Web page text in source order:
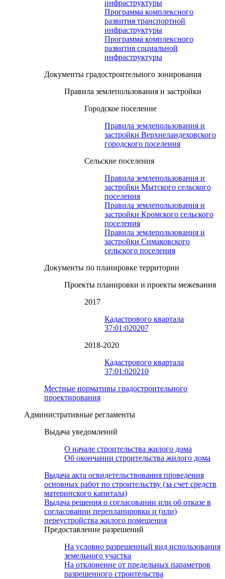
инфраструктуры
Программа комплексного
развития транспортной
инфраструктуры
Программа комплексного
развития социальной
инфраструктуры
Документы градостроительного зонирования
Правила землепользования и застройки
Городское поселение
Правила землепользования и
застройки Верхнеландеховского
городского поселения
Сельские поселения
Правила землепользования и
застройки Мытского сельского
поселения
Правила землепользования и
застройки Кромского сельского
поселения
Правила землепользования и
застройки Симаковского
сельского поселения
Документы по планировке территории
Проекты планировки и проекты межевания
2017
Кадастрового квартала
37:01:020207
2018-2020
Кадастрового квартала
37:01:020210
Местные нормативы градостроительного
проектирования
Административные регламенты
Выдача уведомлений
О начале строительства жилого дома
Об окончании строительства жилого дома
Выдача акта освидетельствования проведения
основных работ по строительству (за счет средств
материнского капитала)
Выдача решения о согласовании или об отказе в
согласовании перепланировки и (или)
переустройства жилого помещения
Предоставление разрешений
На условно разрешенный вид использования
земельного участка
На отклонение от предельных параметров
разрешенного строительства